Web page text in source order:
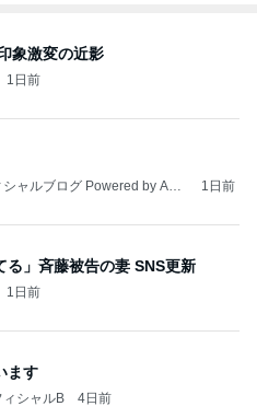
象激変の近影
1日前
ャルブログ Powered by Ame
1日前
る」斉藤被告の妻 SNS更新
1日前
ます
シャルB 4日前